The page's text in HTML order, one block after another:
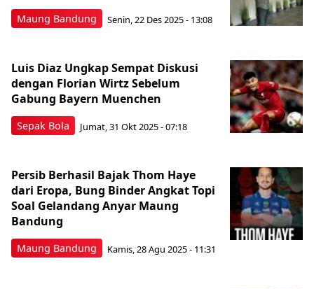
Maung Bandung Senin, 22 Des 2025 - 13:08
Sepak Bola
Luis Diaz Ungkap Sempat Diskusi
dengan Florian Wirtz Sebelum
Gabung Bayern Muenchen
Jumat, 31 Okt 2025 - 07:18
Maung Bandung
Persib Berhasil Bajak Thom Haye
dari Eropa, Bung Binder Angkat Topi
Soal Gelandang Anyar Maung
Bandung
Kamis, 28 Agu 2025 - 11:31